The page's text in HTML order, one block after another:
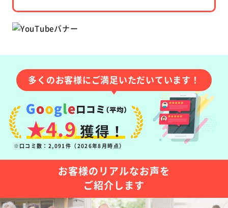
多くのお客様にご満足いただいています！
★4.9獲得！
※口コミ数：2,091件（2026年8月時点）
お客様のリアルなお声を
ご紹介します